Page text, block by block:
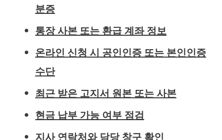
분증
통장 사본 또는 환급 계좌 정보
온라인 신청 시 공인인증 또는 본인인증
수단
최근 받은 고지서 원본 또는 사본
현금 납부 가능 여부 점검
지사 연락처와 담당 창구 확인